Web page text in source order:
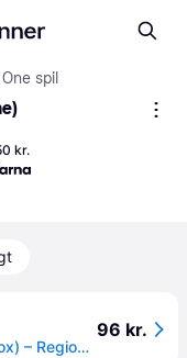
spil
kr.
Watch Dogs: Legion XBOX One (Xbox) – Region free
96 kr.